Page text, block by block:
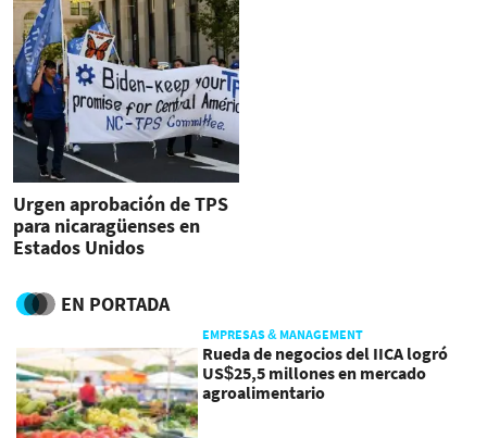
Urgen aprobación de TPS
para nicaragüenses en
Estados Unidos
EN PORTADA
EMPRESAS & MANAGEMENT
Rueda de negocios del IICA logró
US$25,5 millones en mercado
agroalimentario